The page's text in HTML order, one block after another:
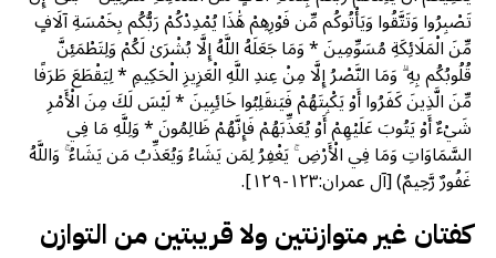
تَصْبِرُوا وَتَتَّقُوا وَيَأْتُوكُم مِّن فَوْرِهِمْ هَٰذَا يُمْدِدْكُمْ رَبُّكُم بِخَمْسَةِ آلَافٍ
مِّنَ الْمَلَائِكَةِ مُسَوِّمِينَ * وَمَا جَعَلَهُ اللَّهُ إِلَّا بُشْرَىٰ لَكُمْ وَلِتَطْمَئِنَّ
قُلُوبُكُم بِهِ ۗ وَمَا النَّصْرُ إِلَّا مِنْ عِندِ اللَّهِ الْعَزِيزِ الْحَكِيمِ * لِيَقْطَعَ طَرَفًا
مِّنَ الَّذِينَ كَفَرُوا أَوْ يَكْبِتَهُمْ فَيَنقَلِبُوا خَائِبِينَ * لَيْسَ لَكَ مِنَ الْأَمْرِ
شَيْءٌ أَوْ يَتُوبَ عَلَيْهِمْ أَوْ يُعَذِّبَهُمْ فَإِنَّهُمْ ظَالِمُونَ * وَلِلَّهِ مَا فِي
السَّمَاوَاتِ وَمَا فِي الْأَرْضِ ۚ يَغْفِرُ لِمَن يَشَاءُ وَيُعَذِّبُ مَن يَشَاءُ ۚ وَاللَّهُ
غَفُورٌ رَّحِيمٌ) [آل عمران:١٢٣-١٢٩].
كفتان غير متوازنتين ولا قريبتين من التوازن